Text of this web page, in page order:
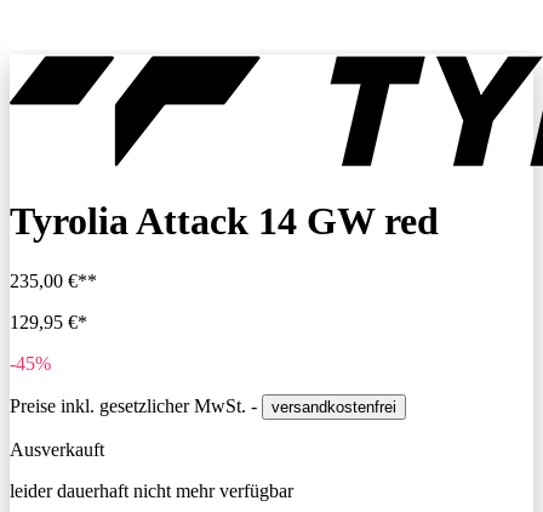
Tyrolia Attack 14 GW red
235,00 €**
129,95 €*
-45%
Preise inkl. gesetzlicher MwSt. - versandkostenfrei
Ausverkauft
leider dauerhaft nicht mehr verfügbar